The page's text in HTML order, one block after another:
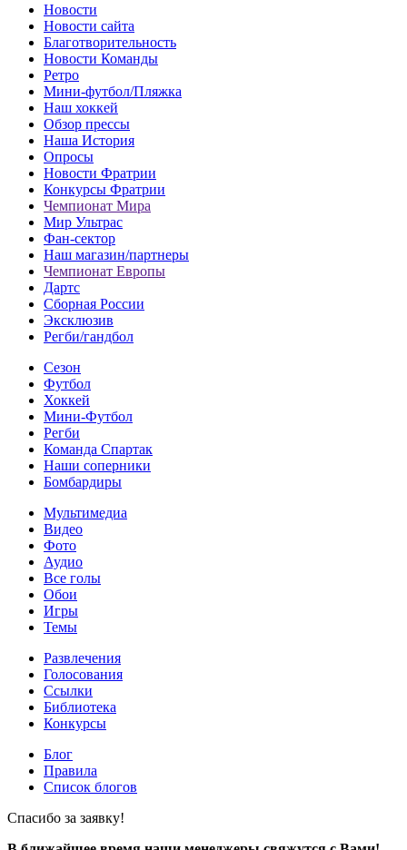
Новости
Новости сайта
Благотворительность
Новости Команды
Ретро
Мини-футбол/Пляжка
Наш хоккей
Обзор прессы
Наша История
Опросы
Новости Фратрии
Конкурсы Фратрии
Чемпионат Мира
Мир Ультрас
Фан-cектор
Наш магазин/партнеры
Чемпионат Европы
Дартс
Сборная России
Эксклюзив
Регби/гандбол
Сезон
Футбол
Хоккей
Мини-Футбол
Регби
Команда Спартак
Наши соперники
Бомбардиры
Мультимедиа
Видео
Фото
Аудио
Все голы
Обои
Игры
Темы
Развлечения
Голосования
Ссылки
Библиотека
Конкурсы
Блог
Правила
Список блогов
Спасибо за заявку!